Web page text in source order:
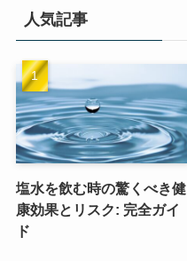
人気記事
塩水を飲む時の驚くべき健
康効果とリスク: 完全ガイ
ド